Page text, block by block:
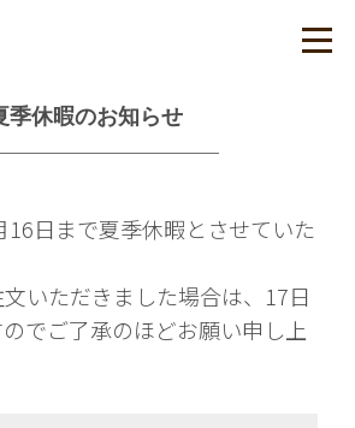
季休暇のお知らせ
16日まで夏季休暇とさせていた
いただきました場合は、17日
でご了承のほどお願い申し上